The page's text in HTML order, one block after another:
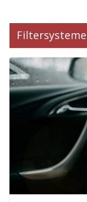
Filtersysteme